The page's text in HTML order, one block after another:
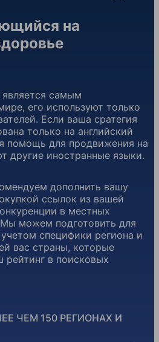
на
ЧЕМ 150 РЕГИОНАХ И
является самым
его используют только
Если ваша сратегия
только на английский
помощь для продвижения на
другие иностранные языки.
дополнить вашу
ссылок из вашей
в местных
можем подготовить для
специфики региона и
вас страны, которые
рейтинг в поисковых